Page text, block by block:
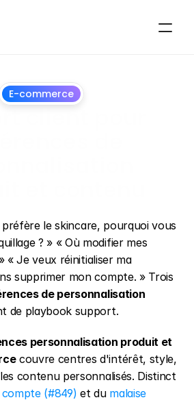
E-commerce
préfère le skincare, pourquoi vous
? » « Où modifier mes
« Je veux réinitialiser ma
supprimer mon compte. » Trois
de personnalisation
de playbook support.
personnalisation produit et
couvre centres d'intérêt, style,
contenu personnalisés. Distinct
(#849) et du malaise